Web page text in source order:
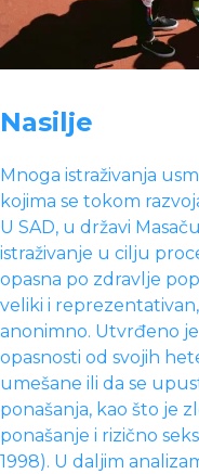
Nasilje
Mnoga istraživanja
kojima se tokom
U SAD, u državi
istraživanje u cilju
opasna po zdravlje
veliki i
anonimno. Utvrđeno
opasnosti od svojih
umešane ili da se
ponašanja, kao što je
ponašanje i rizično
1998). U daljim